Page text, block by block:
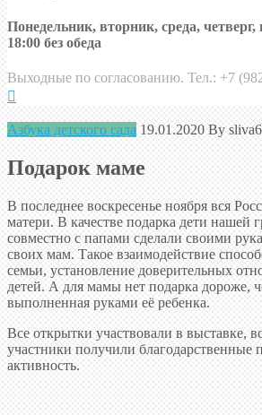
Понедельник, вторник, среда, четверг,
18:00 без обеда
Выходные по согласованию. Тел.: +7
Азбука детского сада 19.01.2020 By
Подарок маме
В последнее воскресенье ноября вся
матери. В качестве подарка дети нашей
совместно с папами сделали своими
своих мам. Такое взаимодействие
семьи, установление доверительных
детей. А для мамы нет подарка дороже,
выполненная руками её ребенка.
Все открытки участвовали в выставке,
участники получили благодарственные
активность.